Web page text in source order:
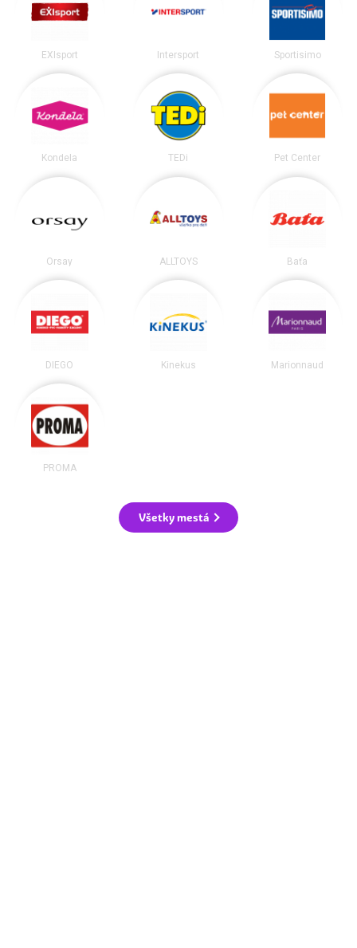
EXIsport Intersport Sportisimo
Kondela TEDi Pet Center
Orsay ALLTOYS Baťa
DIEGO Kinekus Marionnaud
PROMA
Všetky mestá